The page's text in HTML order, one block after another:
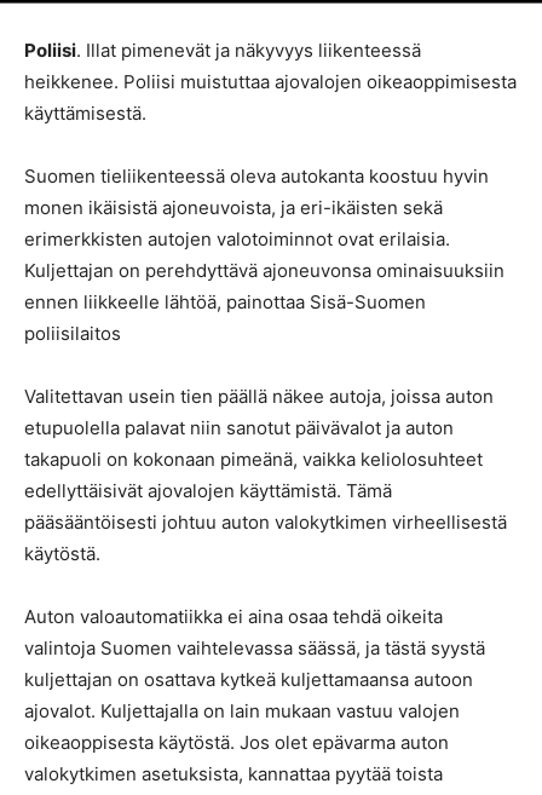
Poliisi. Illat pimenevät ja näkyvyys liikenteessä
heikkenee. Poliisi muistuttaa ajovalojen oikeaoppimisesta
käyttämisestä.
Suomen tieliikenteessä oleva autokanta koostuu hyvin
monen ikäisistä ajoneuvoista, ja eri-ikäisten sekä
erimerkkisten autojen valotoiminnot ovat erilaisia.
Kuljettajan on perehdyttävä ajoneuvonsa ominaisuuksiin
ennen liikkeelle lähtöä, painottaa Sisä-Suomen
poliisilaitos
Valitettavan usein tien päällä näkee autoja, joissa auton
etupuolella palavat niin sanotut päivävalot ja auton
takapuoli on kokonaan pimeänä, vaikka keliolosuhteet
edellyttäisivät ajovalojen käyttämistä. Tämä
pääsääntöisesti johtuu auton valokytkimen virheellisestä
käytöstä.
Auton valoautomatiikka ei aina osaa tehdä oikeita
valintoja Suomen vaihtelevassa säässä, ja tästä syystä
kuljettajan on osattava kytkeä kuljettamaansa autoon
ajovalot. Kuljettajalla on lain mukaan vastuu valojen
oikeaoppisesta käytöstä. Jos olet epävarma auton
valokytkimen asetuksista, kannattaa pyytää toista